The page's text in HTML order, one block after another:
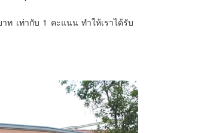
ท เท่ากับ 1 คะแนน ทำให้เราได้รับ